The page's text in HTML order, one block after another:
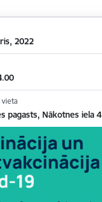
2022
vieta
pagasts, Nākotnes iela 4